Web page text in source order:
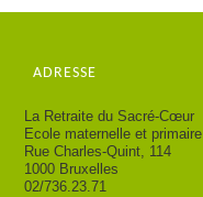
ADRESSE
La Retraite du Sacré-Cœur
Ecole maternelle et primaire
Rue Charles-Quint, 114
1000 Bruxelles
02/736.23.71